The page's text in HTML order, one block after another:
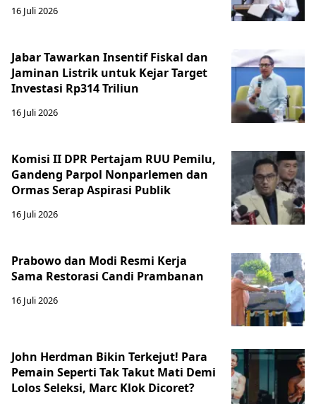
16 Juli 2026
Jabar Tawarkan Insentif Fiskal dan
Jaminan Listrik untuk Kejar Target
Investasi Rp314 Triliun
16 Juli 2026
Komisi II DPR Pertajam RUU Pemilu,
Gandeng Parpol Nonparlemen dan
Ormas Serap Aspirasi Publik
16 Juli 2026
Prabowo dan Modi Resmi Kerja
Sama Restorasi Candi Prambanan
16 Juli 2026
John Herdman Bikin Terkejut! Para
Pemain Seperti Tak Takut Mati Demi
Lolos Seleksi, Marc Klok Dicoret?